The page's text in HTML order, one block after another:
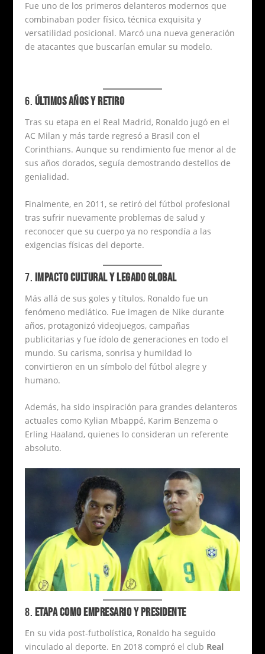
Fue uno de los primeros delanteros modernos que
combinaban poder físico, técnica exquisita y
versatilidad posicional. Marcó una nueva generación
de atacantes que buscarían emular su modelo.
6. ÚLTIMOS AÑOS Y RETIRO
Tras su etapa en el Real Madrid, Ronaldo jugó en el
AC Milan y más tarde regresó a Brasil con el
Corinthians. Aunque su rendimiento fue menor al de
sus años dorados, seguía demostrando destellos de
genialidad.
Finalmente, en 2011, se retiró del fútbol profesional
tras sufrir nuevamente problemas de salud y
reconocer que su cuerpo ya no respondía a las
exigencias físicas del deporte.
7. IMPACTO CULTURAL Y LEGADO GLOBAL
Más allá de sus goles y títulos, Ronaldo fue un
fenómeno mediático. Fue imagen de Nike durante
años, protagonizó videojuegos, campañas
publicitarias y fue ídolo de generaciones en todo el
mundo. Su carisma, sonrisa y humildad lo
convirtieron en un símbolo del fútbol alegre y
humano.
Además, ha sido inspiración para grandes delanteros
actuales como Kylian Mbappé, Karim Benzema o
Erling Haaland, quienes lo consideran un referente
absoluto.
8. ETAPA COMO EMPRESARIO Y PRESIDENTE
En su vida post-futbolística, Ronaldo ha seguido
vinculado al deporte. En 2018 compró el club Real